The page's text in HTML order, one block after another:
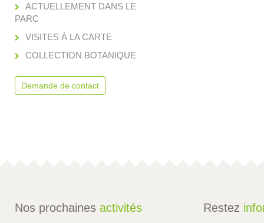
ACTUELLEMENT DANS LE
PARC
VISITES À LA CARTE
COLLECTION BOTANIQUE
Demande de contact
Nos prochaines activités Restez